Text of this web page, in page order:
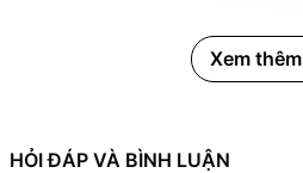
Xem thêm
HỎI ĐÁP VÀ BÌNH LUẬN